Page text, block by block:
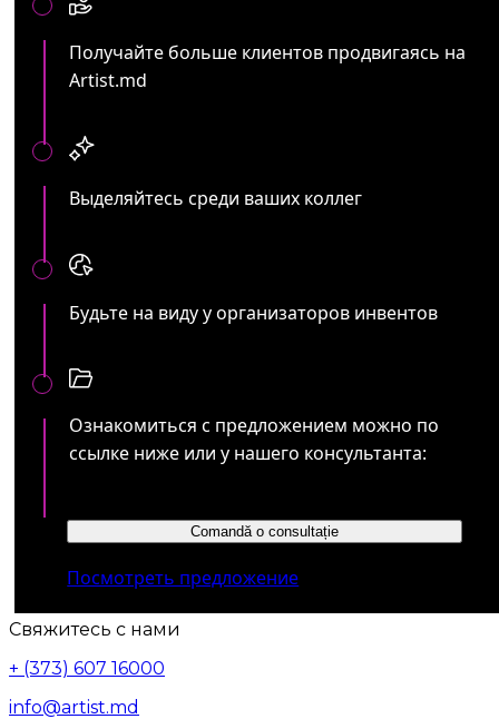
Получайте больше клиентов продвигаясь на
Artist.md
Выделяйтесь среди ваших коллег
Будьте на виду у организаторов инвентов
Ознакомиться с предложением можно по
ссылке ниже или у нашего консультанта:
Comandă o consultație
Посмотреть предложение
Свяжитесь с нами
+ (373) 607 16000
info@artist.md